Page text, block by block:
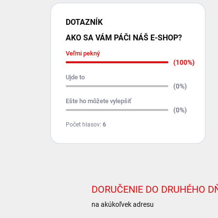
DOTAZNÍK
AKO SA VÁM PÁČI NÁŠ E-SHOP?
Veľmi pekný
(100%)
Ujde to
(0%)
Ešte ho môžete vylepšiť
(0%)
Počet hlasov: 6
DORUČENIE DO DRUHÉHO
na akúkoľvek adresu